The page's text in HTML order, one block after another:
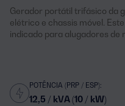
Gerador portátil trifásico da
elétrico e chassis móvel.
indicado para alugadores de
POTÊNCIA (PRP / ESP):
12,5 / kVA (10 / kW)